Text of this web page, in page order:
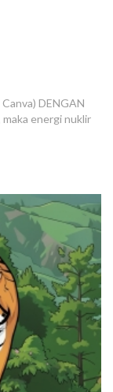
DENGAN
energi nuklir